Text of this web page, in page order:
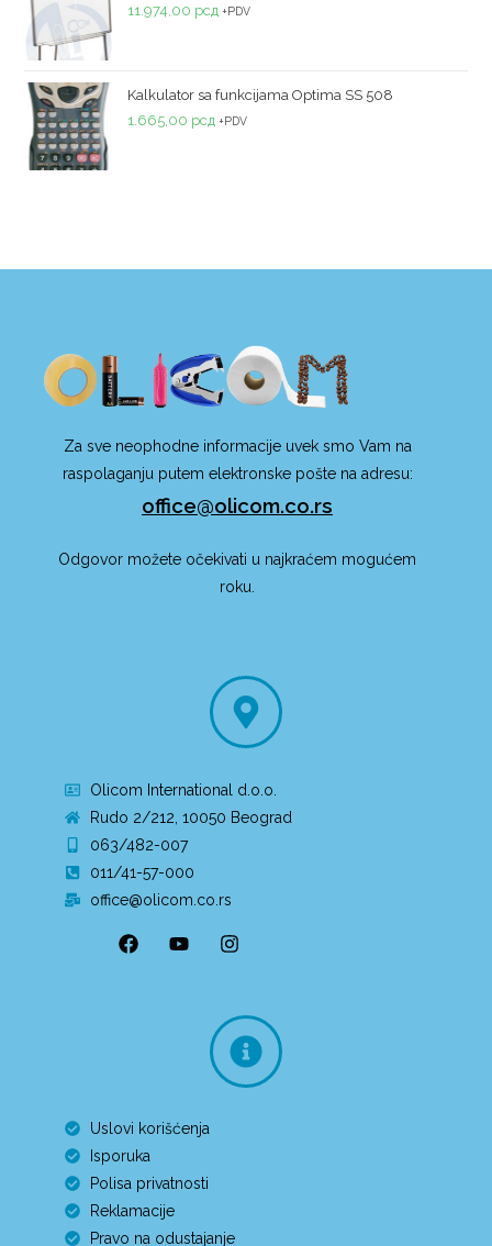
11.974,00 рсд +PDV
Kalkulator sa funkcijama Optima SS 508
1.665,00 рсд +PDV
Za sve neophodne informacije uvek smo Vam na
raspolaganju putem elektronske pošte na adresu:
office@olicom.co.rs
Odgovor možete očekivati u najkraćem mogućem
roku.
Olicom International d.o.o.
Rudo 2/212, 10050 Beograd
063/482-007
011/41-57-000
office@olicom.co.rs
Uslovi korišćenja
Isporuka
Polisa privatnosti
Reklamacije
Pravo na odustajanje